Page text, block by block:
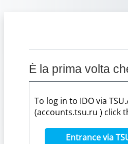
È la prima volta
To log in to IDO via
(accounts.tsu.ru ) click
Entrance via